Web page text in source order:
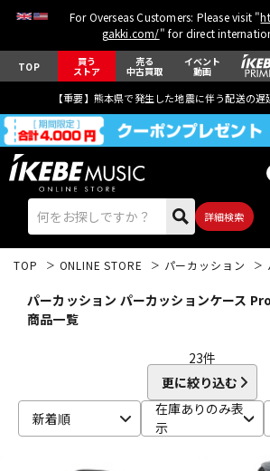
For Overseas Customers: Please visit "
gakki.com/" for direct
TOP 買う
ストア
売る
中古買取
イベント
動画
【重要】熊本県で発生した地震に伴う配送の
詳細検索
ベース
TOP ONLINE STORE パーカッション
パーカッション パーカッションケース
商品一覧
23件
更に絞り込む
新着順
在庫ありのみ表
示